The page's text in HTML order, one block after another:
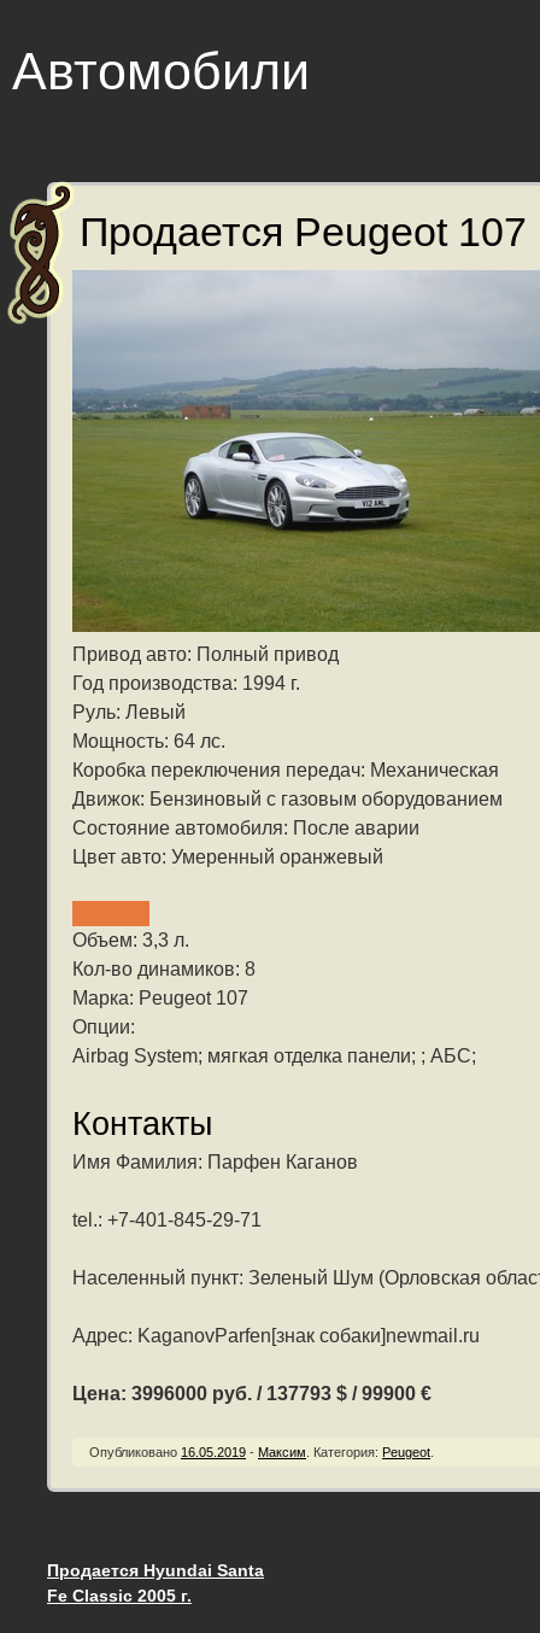
Автомобили
Продается Peugeot 107
Привод авто: Полный привод
Год производства: 1994 г.
Руль: Левый
Мощность: 64 лс.
Коробка переключения передач: Механическая
Движок: Бензиновый с газовым оборудованием
Состояние автомобиля: После аварии
Цвет авто: Умеренный оранжевый
Объем: 3,3 л.
Кол-во динамиков: 8
Марка: Peugeot 107
Опции:
Airbag System; мягкая отделка панели; ; АБС;
Контакты
Имя Фамилия: Парфен Каганов
tel.: +7-401-845-29-71
Населенный пункт: Зеленый Шум (Орловская
Адрес: KaganovParfen[знак собаки]newmail.ru
Цена: 3996000 руб. / 137793 $ / 99900 €
Опубликовано 16.05.2019 - Максим Категория: Peugeot
Запись навигация
Продается Hyundai Santa
Fe Classic 2005 г.